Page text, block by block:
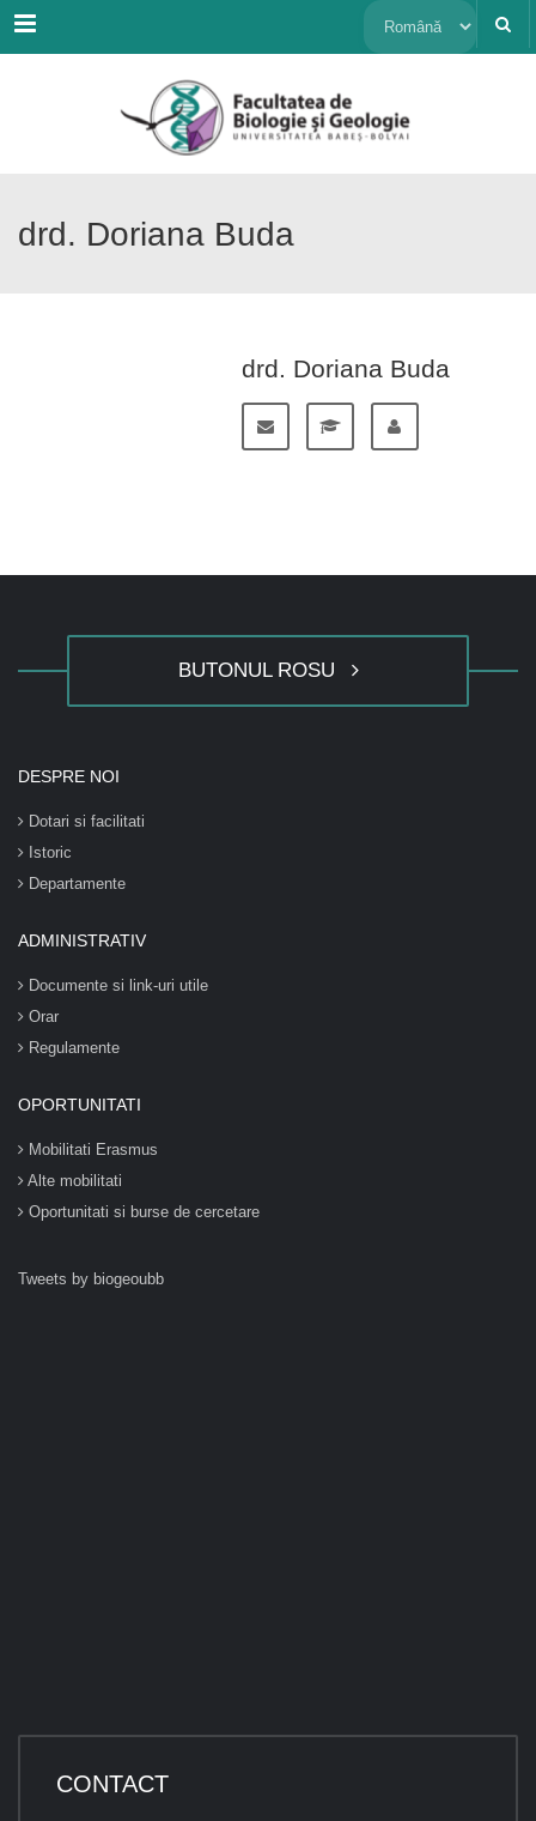
Menu Alege
limbă
drd. Doriana Buda
drd. Doriana Buda
BUTONUL ROSU
DESPRE NOI
Dotari si facilitati
Istoric
Departamente
ADMINISTRATIV
Documente si link-uri utile
Orar
Regulamente
OPORTUNITATI
Mobilitati Erasmus
Alte mobilitati
Oportunitati si burse de cercetare
Tweets by biogeoubb
CONTACT